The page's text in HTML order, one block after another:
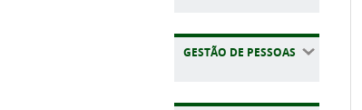
GESTÃO DE PESSOAS